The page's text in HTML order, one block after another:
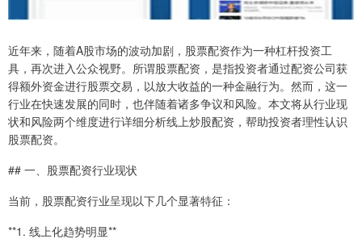
近年来，随着A股市场的波动加剧，股票配资作为一种杠杆投资工
具，再次进入公众视野。所谓股票配资，是指投资者通过配资公司获
得额外资金进行股票交易，以放大收益的一种金融行为。然而，这一
行业在快速发展的同时，也伴随着诸多争议和风险。本文将从行业现
状和风险两个维度进行详细分析线上炒股配资，帮助投资者理性认识
股票配资。
## 一、股票配资行业现状
当前，股票配资行业呈现以下几个显著特征：
**1. 线上化趋势明显**